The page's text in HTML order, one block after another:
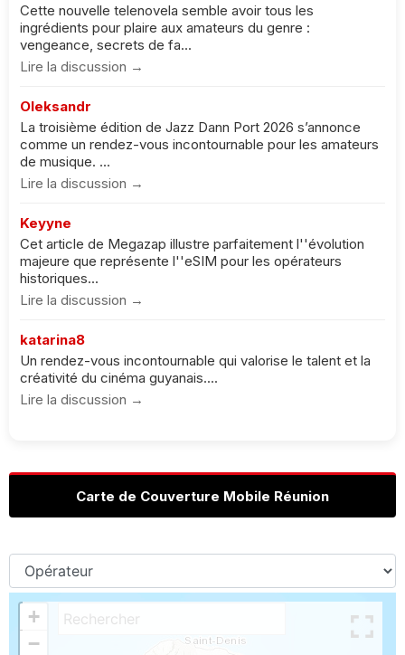
Cette nouvelle telenovela semble avoir tous les
ingrédients pour plaire aux amateurs du genre :
vengeance, secrets de fa...
Lire la discussion →
Oleksandr
La troisième édition de Jazz Dann Port 2026 s’annonce
comme un rendez-vous incontournable pour les amateurs
de musique. ...
Lire la discussion →
Keyyne
Cet article de Megazap illustre parfaitement l''évolution
majeure que représente l''eSIM pour les opérateurs
historiques...
Lire la discussion →
katarina8
Un rendez-vous incontournable qui valorise le talent et la
créativité du cinéma guyanais....
Lire la discussion →
Carte de Couverture Mobile Réunion